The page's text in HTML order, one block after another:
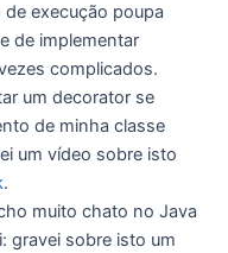
execução poupa
de implementar
complicados.
um decorator se
de minha classe
um vídeo sobre isto
.
muito chato no Java
gravei sobre isto um